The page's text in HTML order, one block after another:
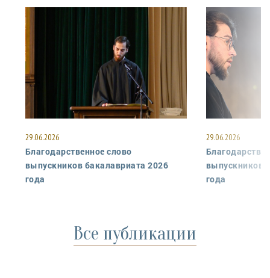
29.06.2026
Благодарственное слово
выпускников бакалавриата 2026
года
29.06.2026
выпускников
года
Все публикации